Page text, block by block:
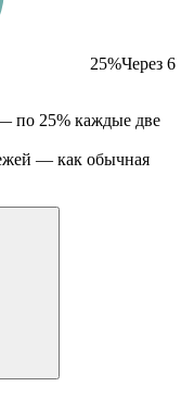
25%Через 6
по 25% каждые две
— как обычная